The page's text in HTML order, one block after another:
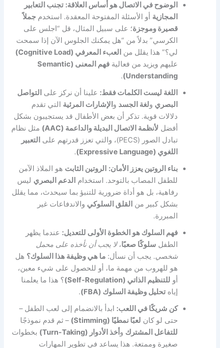
الوضوح في الاتصال هو أساس العلاقة: تجنب التعابير
المجازية أو الأسئلة المفتوحة المعقدة. استخدمجملاً
قصيرة وموجزة؛ على سبيل المثال، قل “اجلس على
الكرسي” بدلاً من “هل يمكنك الجلوس الآن إذا سمحت
لي؟” هذا يقلل من العبء المعرفي (Cognitive Load)
عليهم ويزيد من فعالية
فهم المعنى (Semantic
Understanding)
.
اللغة ليست الكلمات فقط: علينا أن نركز على التواصل
البصري ولغة الجسد و الإشارات المرئية التي تقدم
دلالات قوية. تذكر أن بعض الأطفال قد يستجيبون بشكل
أفضل لأنظمة الاتصال البديلة والداعمة (AAC)
مثل نظام
تبادل الصور (PECS)، والتي تعزز قدرتهم على
التعبير
اللغوي (Expressive Language)
.
بناء الروتين يعزز الأمان: الروتين الثابت هو الملاذ الآمن
للطفل المصاب بالتوحد. استخدام الدعم البصري ليس
رفاهية، بل هو أداة ضرورية للتنبؤ بما سيحدث، مما يقلل
بشكل كبير من القلق السلوكي والاندفاعات غير
المبررة.
فهم السلوك هو الخطوة الأولى للتعديل: عندما يظهر
الطفل سلوكًا صعبًا،لا يجب أن نأخذه على محمل
شخصي. يجب أن نسأل:ما هي وظيفة هذا السلوك؟ هل
هو للهروب من مهمة ما، أو للحصول على شيء معين،
أو للتنظيم الذاتي (Self-Regulation)
؟ هذا ما يعلمنا
إياهتحليل وظيفة السلوك (FBA)
.
كن شريكًا في اللعب: ابدأ بالانضمام إلى لعب الطفل –
حتى لو كان لعبًا نمطيًا (Stimming)
– ثم قدم نموذجًا
للتفاعل المشترك و أخذ الأدوار (Turn-Taking)
بخطوات
صغيرة وممتعة. هذا يساعد في تطوير المهارات